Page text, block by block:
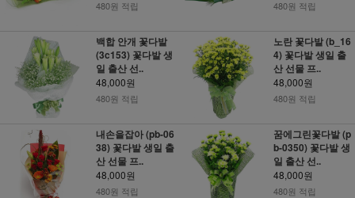
480원 적립 480원 적립
백합 안개 꽃다발
(3c153) 꽃다발 생
일 출산 선..
48,000원
480원 적립
노란 꽃다발 (b_16
4) 꽃다발 생일 출
산 선물 프..
48,000원
480원 적립
내손을잡아 (pb-06
38) 꽃다발 생일 출
산 선물 프..
48,000원
480원 적립
꿈에그린꽃다발 (p
b-0350) 꽃다발 생
일 출산 선..
48,000원
480원 적립